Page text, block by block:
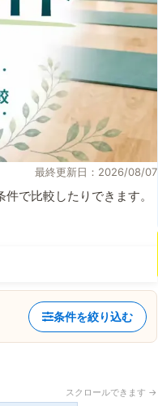
最終更新日：2026/08/07
で比較したりできます。
条件を絞り込む
スクロールできます →